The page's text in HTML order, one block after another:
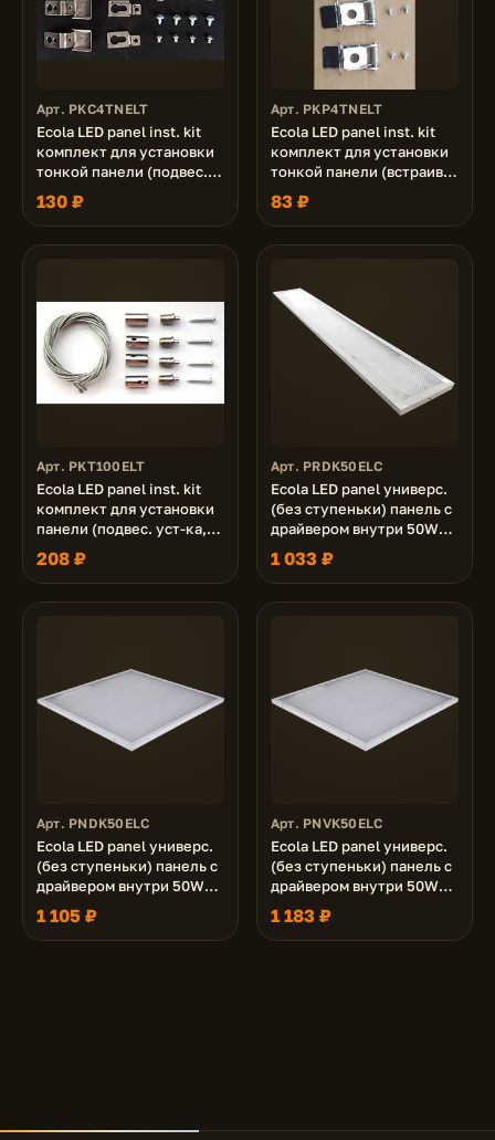
Арт. PKC4TNELT
Ecola LED panel inst. kit
комплект для установки
тонкой панели (подвес.
уст-ка, уголки)
130 ₽
Арт. PKP4TNELT
Ecola LED panel inst. kit
комплект для установки
тонкой панели (встраив.
уст-ка, пружины)
83 ₽
Арт. PKT100ELT
Ecola LED panel inst. kit
комплект для установки
панели (подвес. уст-ка,
тросы 1м)
208 ₽
Арт. PRDK50ELC
Ecola LED panel универс.
(без ступеньки) панель с
драйвером внутри 50W
220V 6500K Призма
1195x180x19
1 033 ₽
Арт. PNDK50ELC
Ecola LED panel универс.
(без ступеньки) панель с
драйвером внутри 50W
220V 6500K Призма
595x595x19
1 105 ₽
Арт. PNVK50ELC
Ecola LED panel универс.
(без ступеньки) панель с
драйвером внутри 50W
220V 4200K Призма
595x595x19
1 183 ₽